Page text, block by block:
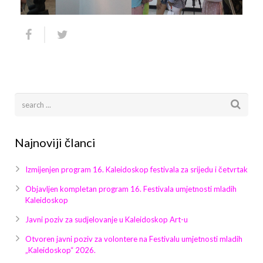
Najnoviji članci
Izmijenjen program 16. Kaleidoskop festivala za srijedu i četvrtak
Objavljen kompletan program 16. Festivala umjetnosti mladih
Kaleidoskop
Javni poziv za sudjelovanje u Kaleidoskop Art-u
Otvoren javni poziv za volontere na Festivalu umjetnosti mladih
„Kaleidoskop“ 2026.